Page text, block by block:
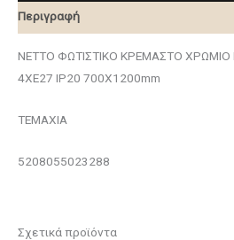
Περιγραφή
NETTO ΦΩΤΙΣΤΙΚΟ ΚΡΕΜΑΣΤΟ
4ΧΕ27 IP20 700Χ1200mm
ΤΕΜΑΧΙΑ
5208055023288
Σχετικά προϊόντα